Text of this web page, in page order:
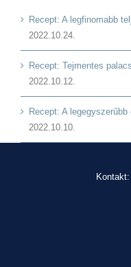
Recept: A legfinomabb
2022.10.24.
Recept: Tejmentes
2022.10.12.
Recept: A
2022.10.10.